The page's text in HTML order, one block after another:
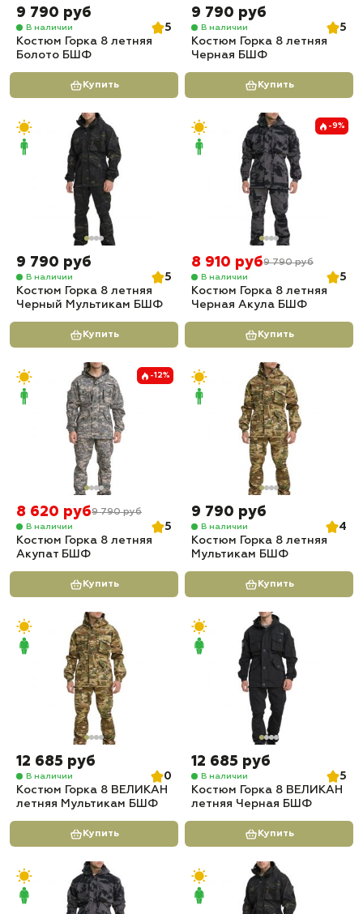
9 790 руб
В наличии
5
Костюм Горка 8 летняя
Болото БШФ
Купить
9 790 руб
В наличии
5
Костюм Горка 8 летняя
Черная БШФ
Купить
9 790 руб
В наличии
5
Костюм Горка 8 летняя
Черный Мультикам БШФ
Купить
-9%
8 910 руб9 790 руб
В наличии
5
Костюм Горка 8 летняя
Черная Акула БШФ
Купить
-12%
8 620 руб9 790 руб
В наличии
5
Костюм Горка 8 летняя
Акупат БШФ
Купить
9 790 руб
В наличии
4
Костюм Горка 8 летняя
Мультикам БШФ
Купить
12 685 руб
В наличии
0
Костюм Горка 8 ВЕЛИКАН
летняя Мультикам БШФ
Купить
12 685 руб
В наличии
5
Костюм Горка 8 ВЕЛИКАН
летняя Черная БШФ
Купить